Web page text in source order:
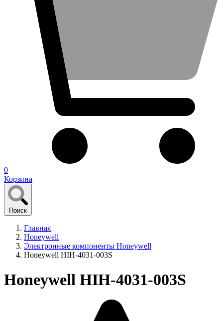
0
Корзина
Поиск
Главная
Honeywell
Электронные компоненты Honeywell
Honeywell HIH-4031-003S
Honeywell HIH-4031-003S